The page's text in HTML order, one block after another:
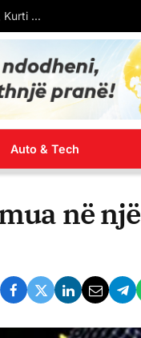
Auto & Tech
në një